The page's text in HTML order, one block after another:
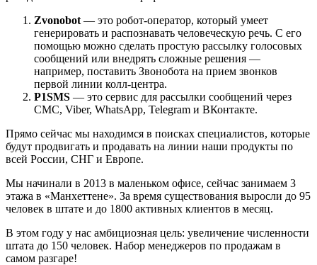
Zvonobot — это робот-оператор, который умеет
генерировать и распознавать человеческую речь. С его
помощью можно сделать простую рассылку голосовых
сообщений или внедрять сложные решения —
например, поставить Звонобота на прием звонков
первой линии колл-центра.
P1SMS — это сервис для рассылки сообщений через
СМС, Viber, WhatsApp, Telegram и ВКонтакте.
Прямо сейчас мы находимся в поисках специалистов, которые
будут продвигать и продавать на линии наши продукты по
всей России, СНГ и Европе.
Мы начинали в 2013 в маленьком офисе, сейчас занимаем 3
этажа в «Манхеттене». За время существования выросли до 95
человек в штате и до 1800 активных клиентов в месяц.
В этом году у нас амбициозная цель: увеличение численности
штата до 150 человек. Набор менеджеров по продажам в
самом разгаре!